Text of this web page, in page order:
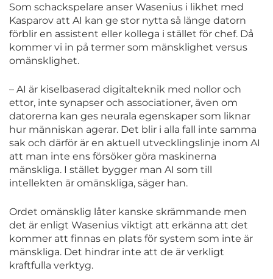
Som schackspelare anser Wasenius i likhet med
Kasparov att AI kan ge stor nytta så länge datorn
förblir en assistent eller kollega i stället för chef. Då
kommer vi in på termer som mänsklighet versus
omänsklighet.
– AI är kiselbaserad digitalteknik med nollor och
ettor, inte synapser och associationer, även om
datorerna kan ges neurala egenskaper som liknar
hur människan agerar. Det blir i alla fall inte samma
sak och därför är en aktuell utvecklingslinje inom AI
att man inte ens försöker göra maskinerna
mänskliga. I stället bygger man AI som till
intellekten är omänskliga, säger han.
Ordet omänsklig låter kanske skrämmande men
det är enligt Wasenius viktigt att erkänna att det
kommer att finnas en plats för system som inte är
mänskliga. Det hindrar inte att de är verkligt
kraftfulla verktyg.